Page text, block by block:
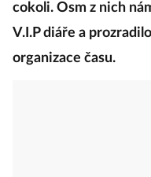
cokoli. Osm z nich
V.I.P diáře a
organizace času.